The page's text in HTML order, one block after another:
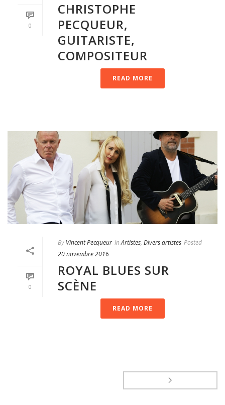
0
CHRISTOPHE
PECQUEUR,
GUITARISTE,
COMPOSITEUR
READ MORE
0
By Vincent Pecqueur In Artistes, Divers artistes Posted
20 novembre 2016
ROYAL BLUES SUR
SCÈNE
READ MORE